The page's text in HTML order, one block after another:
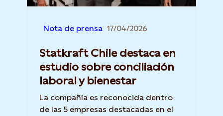
Nota de prensa 17/04/2026
Statkraft Chile destaca en
estudio sobre conciliación
laboral y bienestar
La compañía es reconocida dentro
de las 5 empresas destacadas en el